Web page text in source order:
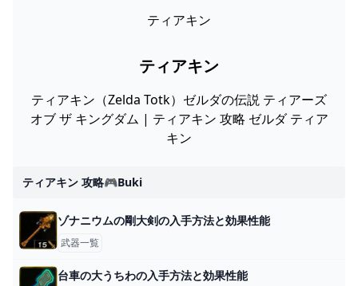
ティアキン
ティアキン
ティアキン（Zelda Totk）ゼルダの伝説 ティアーズ
オブ ザ キングダム | ティアキン 攻略 ゼルダ ティア
キン
ティアキン 攻略🎮buki
ゾナニウムの剛大剣の入手方法と効果性能
武器一覧
台車の大うちわの入手方法と効果性能